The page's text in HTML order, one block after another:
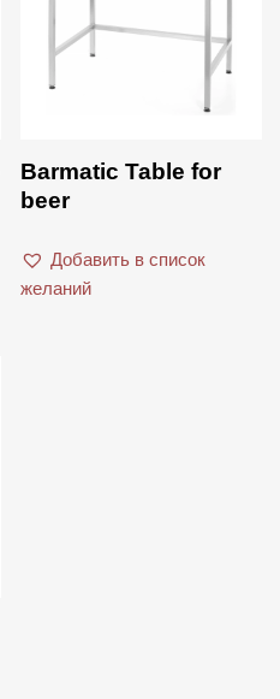
Barmatic Table for
beer
Добавить в список
желаний